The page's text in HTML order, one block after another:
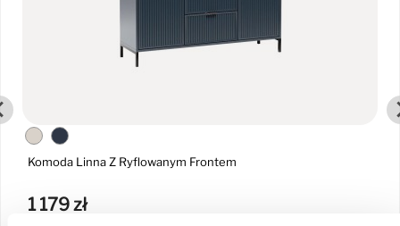
Komoda Linna Z Ryflowanym Frontem
1 179 zł